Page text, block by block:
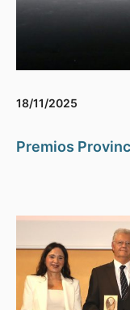
18/11/2025
Premios